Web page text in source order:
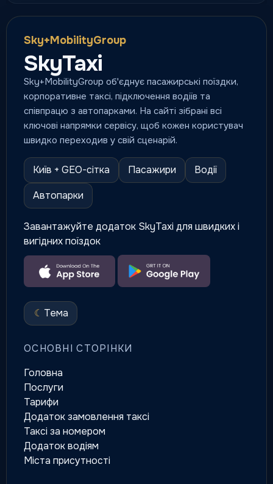
Sky+MobilityGroup
SkyTaxi
Sky+MobilityGroup об'єднує пасажирські поїздки,
корпоративне таксі, підключення водіїв та
співпрацю з автопарками. На сайті зібрані всі
ключові напрямки сервісу, щоб кожен користувач
швидко переходив у свій сценарій.
Київ + GEO-сітка Пасажири
Водії
Автопарки
Завантажуйте додаток SkyTaxi для швидких і
вигідних поїздок
☾ Тема
ОСНОВНІ СТОРІНКИ
Головна
Послуги
Тарифи
Додаток замовлення таксі
Таксі за номером
Додаток водіям
Міста присутності